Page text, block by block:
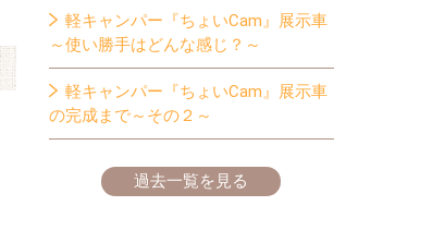
軽キャンパー『ちょいCam』展示車
～使い勝手はどんな感じ？～
軽キャンパー『ちょいCam』展示車
の完成まで～その２～
過去一覧を見る